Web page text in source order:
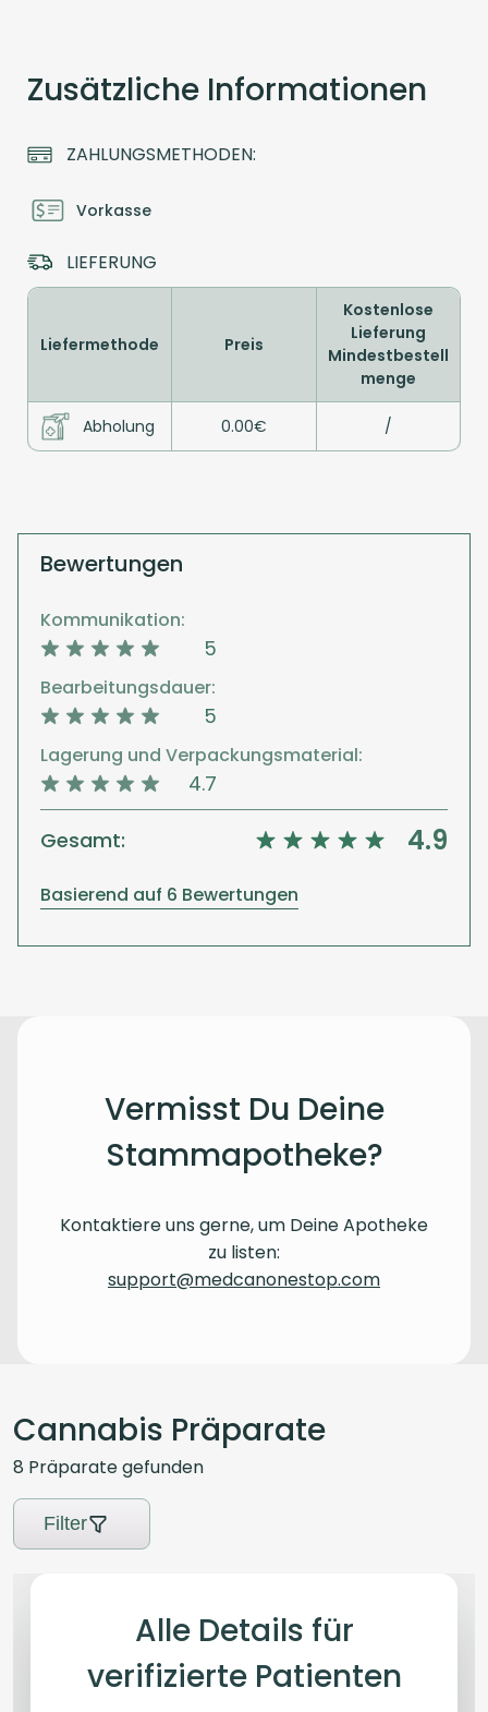
Zusätzliche Informationen
ZAHLUNGSMETHODEN:
Vorkasse
LIEFERUNG
Liefermethode Preis
Kostenlose
Lieferung
Mindestbestell
menge
Abholung 0.00€ /
Bewertungen
Kommunikation:
5
Bearbeitungsdauer:
5
Lagerung und Verpackungsmaterial:
4.7
Gesamt: 4.9
Basierend auf 6 Bewertungen
Vermisst Du Deine
Stammapotheke?
Kontaktiere uns gerne, um Deine Apotheke
zu listen:
support@medcanonestop.com
Cannabis Präparate
8 Präparategefunden
Filter
Alle Details für
verifizierte Patienten